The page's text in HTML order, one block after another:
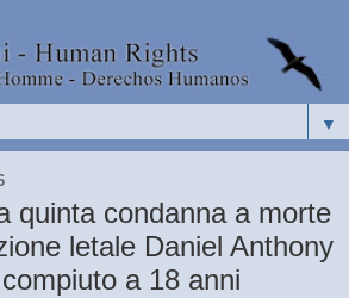
▼
quinta condanna a morte
letale Daniel Anthony
a 18 anni